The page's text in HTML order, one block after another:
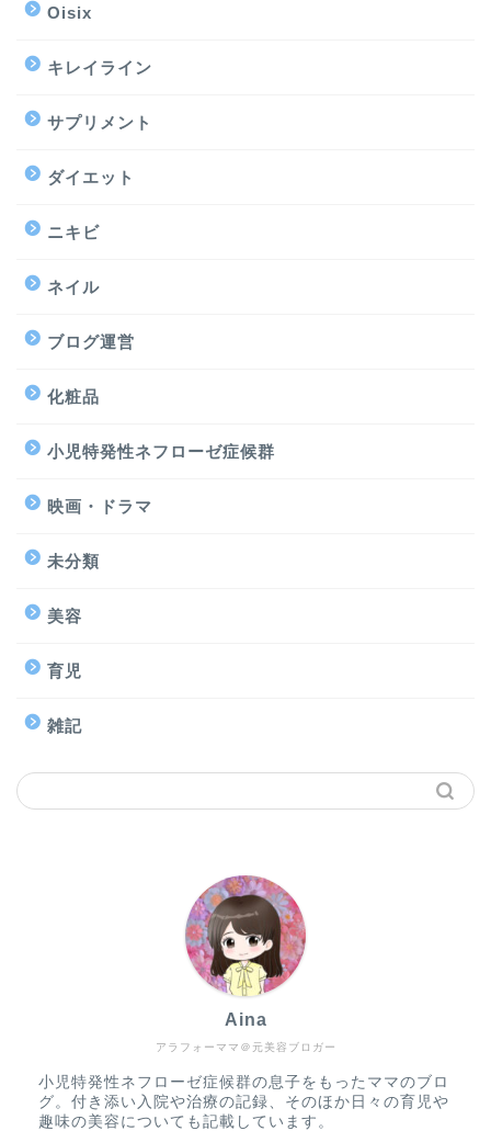
Oisix
キレイライン
サプリメント
ダイエット
ニキビ
ネイル
ブログ運営
化粧品
小児特発性ネフローゼ症候群
映画・ドラマ
未分類
美容
育児
雑記
アラフォーママ＠元美容ブロガー
Aina
小児特発性ネフローゼ症候群の息子をもったママのブロ
グ。付き添い入院や治療の記録、そのほか日々の育児や
趣味の美容についても記載しています。